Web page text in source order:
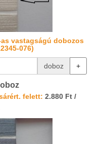
vastagságú dobozos
076)
doboz +
felett: 2.880 Ft /